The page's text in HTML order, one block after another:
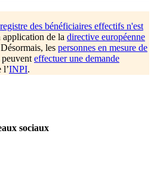
registre des bénéficiaires effectifs n'est
application de la directive européenne
les personnes en mesure de
peuvent effectuer une demande
l’INPI.
sociaux